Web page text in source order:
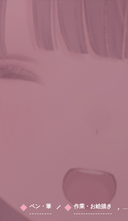
ペン・筆 作業・お絵描き , …